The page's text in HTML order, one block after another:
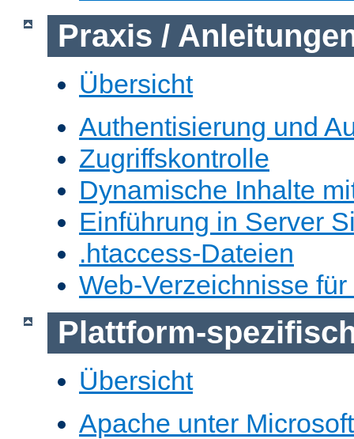
Praxis /
Übersicht
Authentisierung und
Zugriffskontrolle
Dynamische Inhalte
Einführung in Server
.htaccess-Dateien
Web-Verzeichnisse
Plattform-
Übersicht
Apache unter